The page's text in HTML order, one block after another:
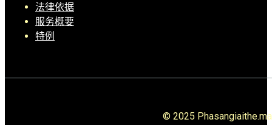
法律依据
服务概要
特例
© 2025